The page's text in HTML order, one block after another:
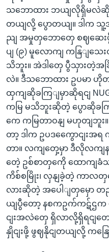
သဘောထား ဘယျလိုရှိမလဲဆိုတဲ့
တယျလို့ ပွောတယျ။ ဒါက သူ့
ညျ အမှုတှဘောတှေ စဈဆေးပွီ
ပျ (၉) မူလောကျ ကနြျသေ
သိဘူး။ အဲဒါတှေ ပွီသှားတဲ့အခ
လဲ။ ဒီသဘောထား ဥပမာ
ထှကျဆိုခကြျမှာဆိုရငျ
ကမြ မသိဘူးဆိုတဲ့ ပွောဆိုခက
ကေ ကမြတာဝနျ မဟုတျဘူ
တာ့ ဒါက ဥပဒကွေောငျးအရ
တာ။ လကျတှေ့မှာ ဒီလိုလကျ
တေဲ့ ဥစ်စာတှကေို ထောကျခံ
ကိစ်စမြိုး၊ လှနျခဲ့တဲ့ ကာလ
လားဆိုတဲ့ အပေါျတှမှော တ
ယျပွီတော့ နစကဥက်ကဋ်ဌက
ငျးအလဲတှေ ရှိလာလို့ရှိရငျ
နှိုငျးဖို့ ဖွဈနိုငျတယျလို့ ကန